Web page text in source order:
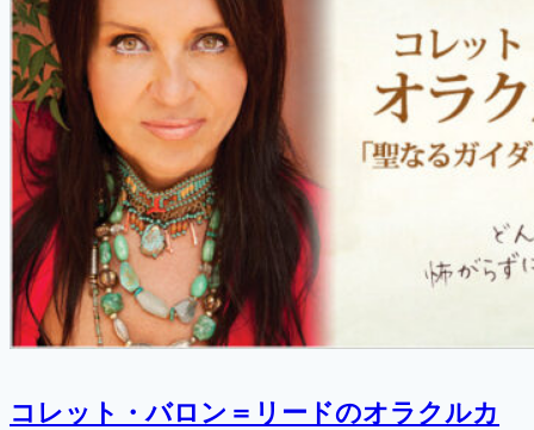
コレット・バロン＝リードのオラクルカ